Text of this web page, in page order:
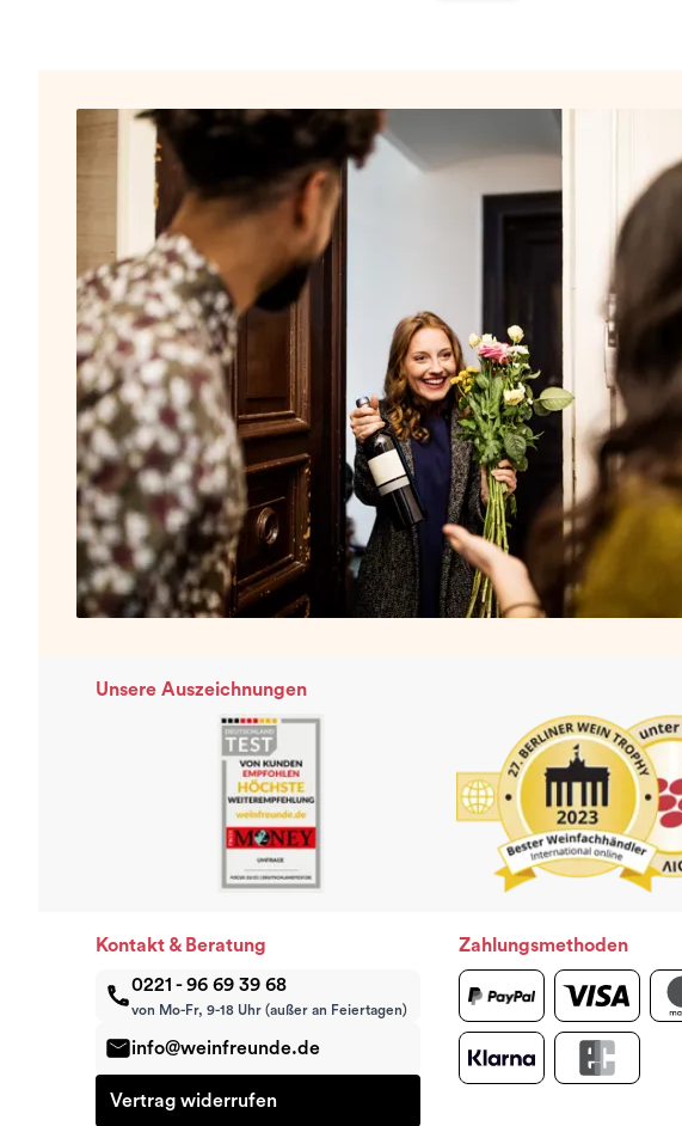
Unsere Auszeichnungen
Kontakt & Beratung
0221 - 96 69 39 68
von Mo-Fr, 9-18 Uhr (außer an Feiertagen)
info@weinfreunde.de
Vertrag widerrufen
Zahlungsmethoden